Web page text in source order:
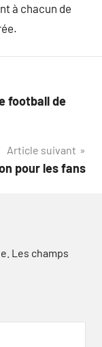
à chacun de
football de
Article suivant
pour les fans
Les champs